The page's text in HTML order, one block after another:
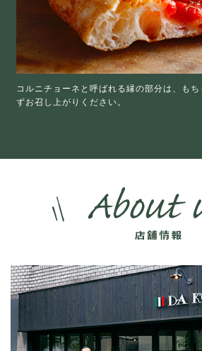
コルニチョーネと呼ばれる縁の部分は、も
ずお召し上がりください。